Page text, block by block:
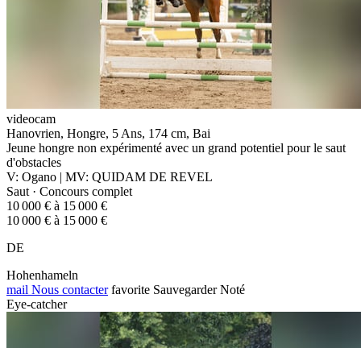
videocam
Hanovrien, Hongre, 5 Ans, 174 cm, Bai
Jeune hongre non expérimenté avec un grand potentiel pour le saut
d'obstacles
V: Ogano | MV: QUIDAM DE REVEL
Saut · Concours complet
10 000 € à 15 000 €
10 000 € à 15 000 €
DE
Hohenhameln
mail Nous contacter favorite Sauvegarder Noté
Eye-catcher